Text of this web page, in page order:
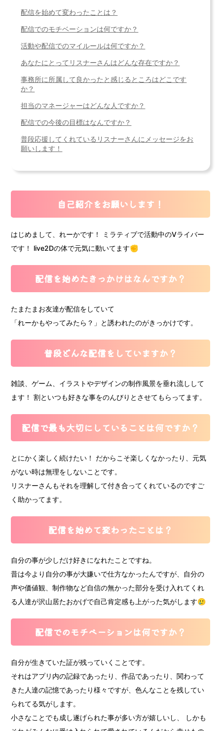
配信を始めて変わったことは？
配信でのモチベーションは何ですか？
活動や配信でのマイルールは何ですか？
あなたにとってリスナーさんはどんな存在ですか？
事務所に所属して良かったと感じるところはどこです
か？
担当のマネージャーはどんな人ですか？
配信での今後の目標はなんですか？
普段応援してくれているリスナーさんにメッセージをお
願いします！
自己紹介をお願いします！
はじめまして、れーかです！ ミラティブで活動中のVライバー
です！ live2Dの体で元気に動いてます✊
配信を始めたきっかけはなんですか？
たまたまお友達が配信をしていて
「れーかもやってみたら？」と誘われたのがきっかけです。
普段どんな配信をしていますか？
雑談、ゲーム、イラストやデザインの制作風景を垂れ流しして
ます！ 割といつも好きな事をのんびりとさせてもらってます。
配信で最も大切にしていることは何ですか？
とにかく楽しく続けたい！ だからこそ楽しくなかったり、元気
がない時は無理をしないことです。
リスナーさんもそれを理解して付き合ってくれているのですご
く助かってます。
配信を始めて変わったことは？
自分の事が少しだけ好きになれたことですね。
昔は今より自分の事が大嫌いで仕方なかったんですが、自分の
声や価値観、制作物など自信の無かった部分を受け入れてくれ
る人達が沢山居たおかげで自己肯定感も上がった気がします🥲
配信でのモチベーションは何ですか？
自分が生きていた証が残っていくことです。
それはアプリ内の記録であったり、作品であったり、関わって
きた人達の記憶であったり様々ですが、色んなことを残してい
られてる気がします。
小さなことでも成し遂げられた事が多い方が嬉しいし、 しかも